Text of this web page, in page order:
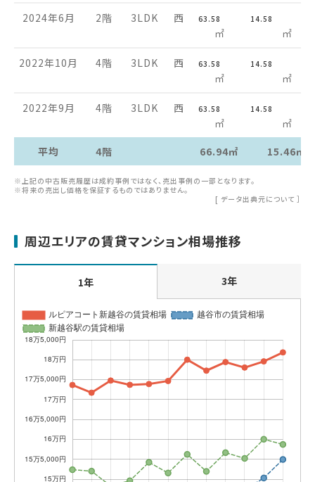
2024年6月 2階 3LDK 西 63.58
㎡
14.58
㎡
2022年10月 4階 3LDK 西 63.58
㎡
14.58
㎡
2022年9月 4階 3LDK 西 63.58
㎡
14.58
㎡
平均
4階 66.94㎡ 15.46㎡
※上記の中古販売履歴は成約事例ではなく、売出事例の一部となります。
※将来の売出し価格を保証するものではありません。
[ データ出典元について ］
周辺エリアの賃貸マンション相場推移
1年 3年